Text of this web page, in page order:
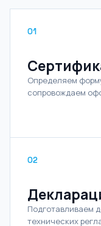
01
Определяем
сопровождаем
02
Подготавливаем
технических